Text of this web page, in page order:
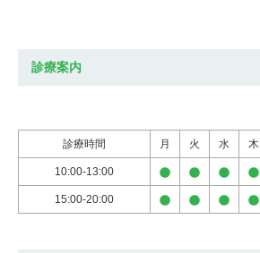
診療案内
診療時間 月 火 水 木
10:00-13:00
15:00-20:00